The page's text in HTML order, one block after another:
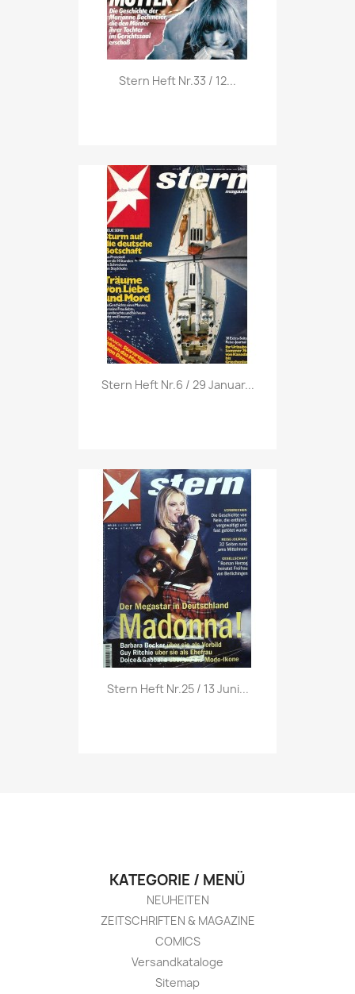
Vorschau
Stern Heft Nr.33 / 12...
Vorschau
Stern Heft Nr.6 / 29 Januar...
Vorschau
Stern Heft Nr.25 / 13 Juni...
KATEGORIE / MENÜ
NEUHEITEN
ZEITSCHRIFTEN & MAGAZINE
COMICS
Versandkataloge
Sitemap